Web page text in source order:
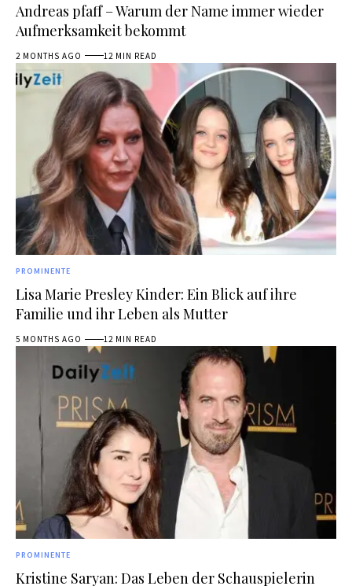
Andreas pfaff – Warum der Name immer wieder
Aufmerksamkeit bekommt
2 MONTHS AGO 12 MIN READ
PROMINENTE
Lisa Marie Presley Kinder: Ein Blick auf ihre
Familie und ihr Leben als Mutter
5 MONTHS AGO 12 MIN READ
PROMINENTE
Kristine Saryan: Das Leben der Schauspielerin